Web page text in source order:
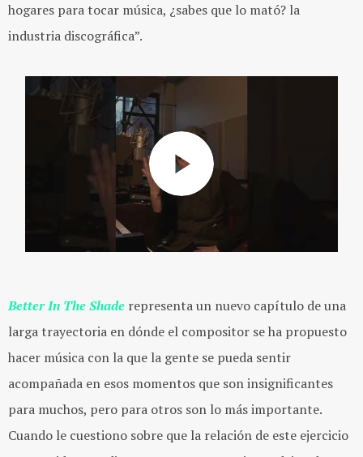
hogares para tocar música, ¿sabes que lo mató? la
industria discográfica”.
Better In The Shade representa un nuevo capítulo de una
larga trayectoria en dónde el compositor se ha propuesto
hacer música con la que la gente se pueda sentir
acompañada en esos momentos que son insignificantes
para muchos, pero para otros son lo más importante.
Cuando le cuestiono sobre que la relación de este ejercicio